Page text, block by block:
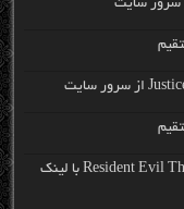
دانلود رایگان فیلم خارجی Resident Evil The Final Chapter 2017 با لینک